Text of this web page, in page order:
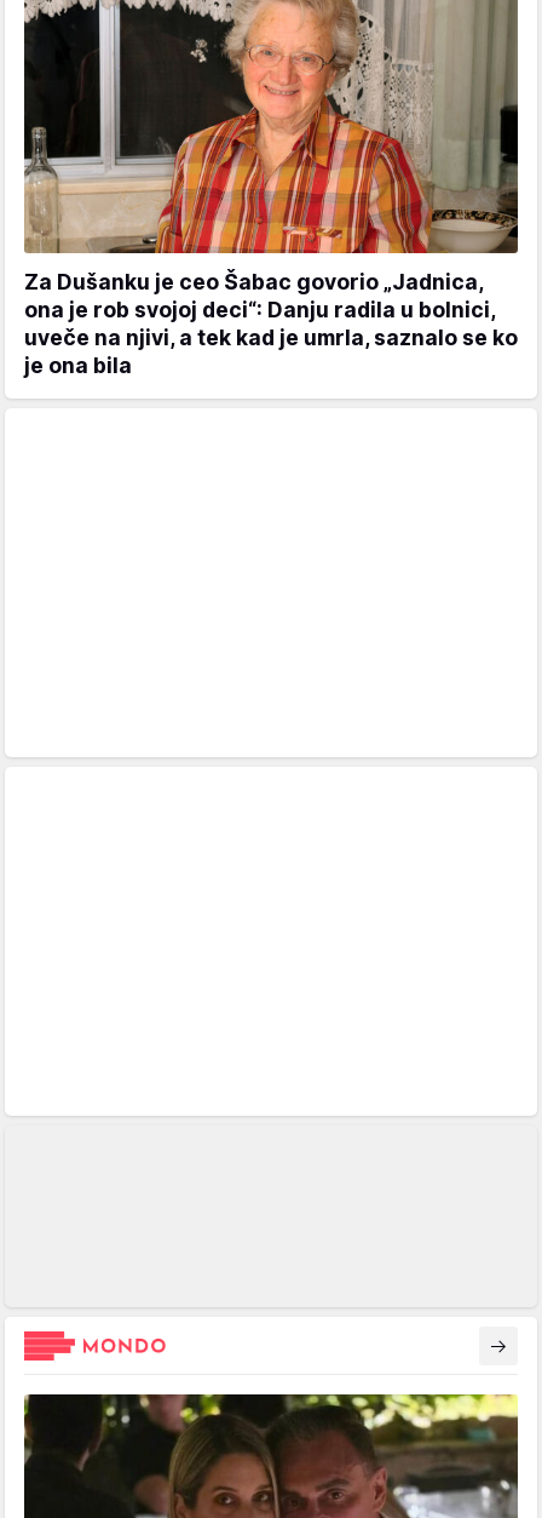
Za Dušanku je ceo Šabac govorio „Jadnica,
ona je rob svojoj deci“: Danju radila u bolnici,
uveče na njivi, a tek kad je umrla, saznalo se ko
je ona bila